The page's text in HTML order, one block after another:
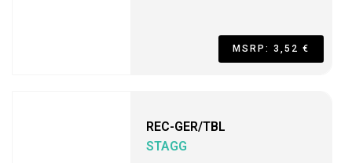
MSRP: 3,52 €
REC-GER/TBL
STAGG